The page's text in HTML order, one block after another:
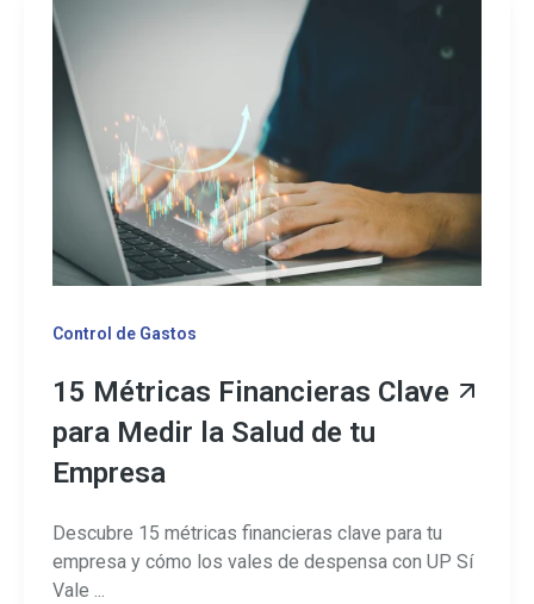
Control de Gastos
15 Métricas Financieras Clave
para Medir la Salud de tu
Empresa
Descubre 15 métricas financieras clave para tu
empresa y cómo los vales de despensa con UP Sí
Vale ...